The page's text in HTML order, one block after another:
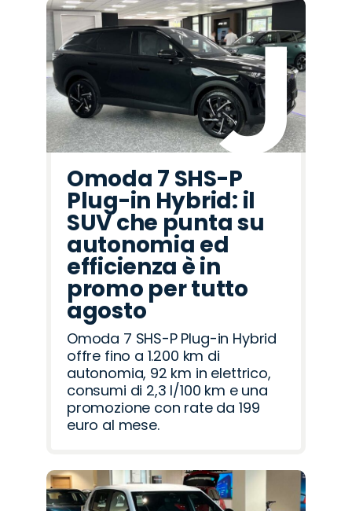
Omoda 7 SHS-P
Plug-in Hybrid: il
SUV che punta su
autonomia ed
efficienza è in
promo per tutto
agosto
Omoda 7 SHS-P Plug-in Hybrid
offre fino a 1.200 km di
autonomia, 92 km in elettrico,
consumi di 2,3 l/100 km e una
promozione con rate da 199
euro al mese.